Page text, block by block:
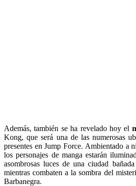
Además, también se ha revelado hoy el
Kong, que será una de las numerosas
presentes en Jump Force. Ambientado a
los personajes de manga estarán
asombrosas luces de una ciudad
mientras combaten a la sombra del
Barbanegra.